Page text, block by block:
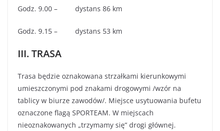
Godz. 9.00 – dystans 86 km
Godz. 9.15 – dystans 53 km
III. TRASA
Trasa będzie oznakowana strzałkami kierunkowymi
umieszczonymi pod znakami drogowymi /wzór na
tablicy w biurze zawodów/. Miejsce usytuowania bufetu
oznaczone flagą SPORTEAM. W miejscach
nieoznakowanych „trzymamy się” drogi głównej.